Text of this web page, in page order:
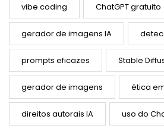
vibe coding ChatGPT gratuito
gerador de imagens IA
prompts eficazes Stable
gerador de imagens ética
direitos autorais IA uso do